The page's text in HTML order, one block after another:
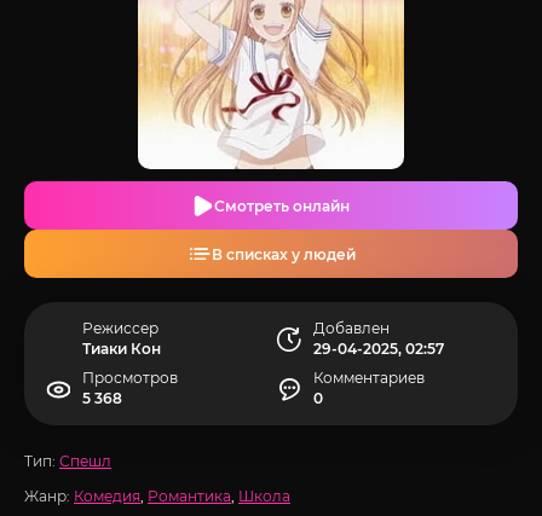
Смотреть онлайн
В списках у людей
Режиссер
Тиаки Кон
Добавлен
29-04-2025, 02:57
Просмотров
5 368
Комментариев
0
Тип: Спешл
Жанр: Комедия, Романтика, Школа